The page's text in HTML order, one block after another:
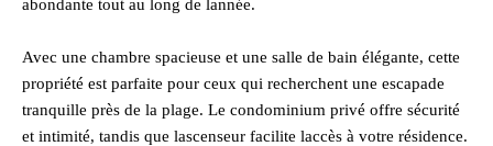
abondante tout au long de lannée.
Avec une chambre spacieuse et une salle de bain élégante, cette
propriété est parfaite pour ceux qui recherchent une escapade
tranquille près de la plage. Le condominium privé offre sécurité
et intimité, tandis que lascenseur facilite laccès à votre résidence.